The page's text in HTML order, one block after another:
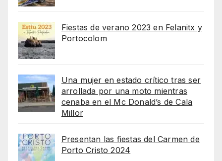
Fiestas de verano 2023 en Felanitx y
Portocolom
Una mujer en estado crítico tras ser
arrollada por una moto mientras
cenaba en el Mc Donald’s de Cala
Millor
Presentan las fiestas del Carmen de
Porto Cristo 2024